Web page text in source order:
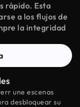
rápido. Esta
a los flujos de
la integridad
une escenas
desbloquear su